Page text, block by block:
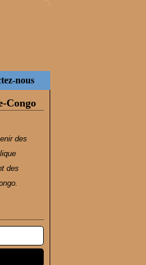
nous
Congo
des
des